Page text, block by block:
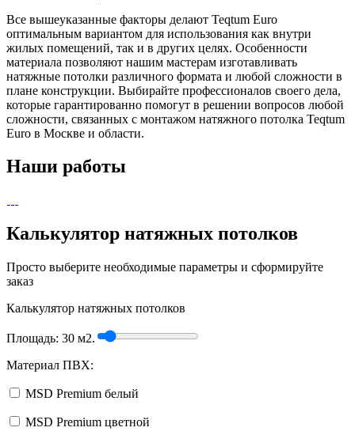
Все вышеуказанные факторы делают Teqtum Euro
оптимальным вариантом для использования как внутри
жилых помещений, так и в других целях. Особенности
материала позволяют нашим мастерам изготавливать
натяжные потолки различного формата и любой сложности в
плане конструкции. Выбирайте профессионалов своего дела,
которые гарантированно помогут в решении вопросов любой
сложности, связанных с монтажом натяжного потолка Teqtum
Euro в Москве и области.
Наши работы
Калькулятор натяжных потолков
Просто выберите необходимые параметры и сформируйте
заказ
Калькулятор натяжных потолков
Площадь: 30 м2.
Материал ПВХ:
MSD Premium белый
MSD Premium цветной